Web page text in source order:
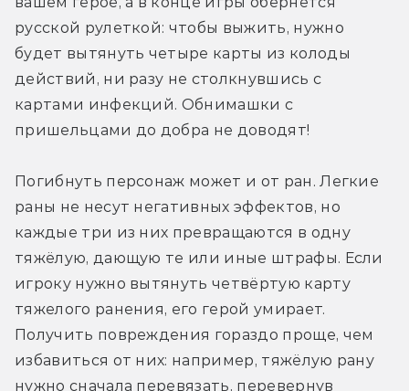
русской рулеткой: чтобы выжить, нужно
будет вытянуть четыре карты из колоды
действий, ни разу не столкнувшись с
картами инфекций. Обнимашки с
пришельцами до добра не доводят!
Погибнуть персонаж может и от ран. Легкие
раны не несут негативных эффектов, но
каждые три из них превращаются в одну
тяжёлую, дающую те или иные штрафы. Если
игроку нужно вытянуть четвёртую карту
тяжелого ранения, его герой умирает.
Получить повреждения гораздо проще, чем
избавиться от них: например, тяжёлую рану
нужно сначала перевязать, перевернув